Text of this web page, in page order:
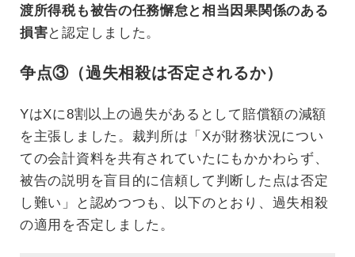
渡所得税も被告の任務懈怠と相当因果関係のある
損害と認定しました。
争点③（過失相殺は否定されるか）
YはXに8割以上の過失があるとして賠償額の減額
を主張しました。裁判所は「Xが財務状況につい
ての会計資料を共有されていたにもかかわらず、
被告の説明を盲目的に信頼して判断した点は否定
し難い」と認めつつも、以下のとおり、過失相殺
の適用を否定しました。